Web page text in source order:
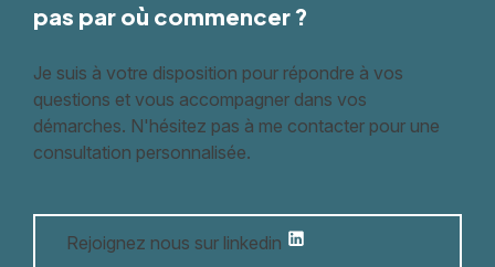
pas par où commencer ?
Je suis à votre disposition pour répondre à vos
questions et vous accompagner dans vos
démarches. N'hésitez pas à me contacter pour une
consultation personnalisée.
Rejoignez nous sur linkedin